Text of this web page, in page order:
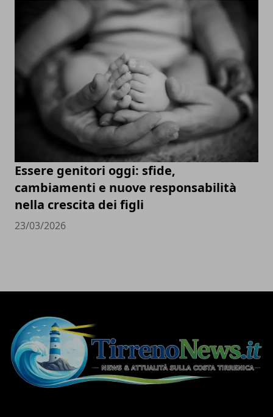
Essere genitori oggi: sfide,
cambiamenti e nuove responsabilità
nella crescita dei figli
23/03/2026